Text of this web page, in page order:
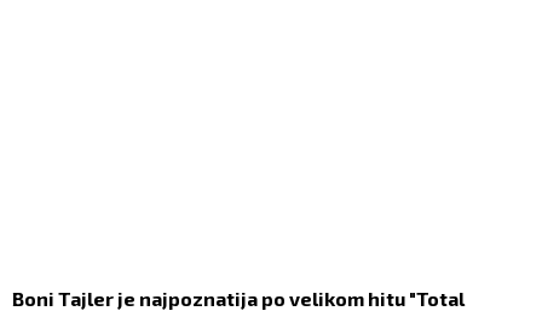
Boni Tajler je najpoznatija po velikom hitu "Total